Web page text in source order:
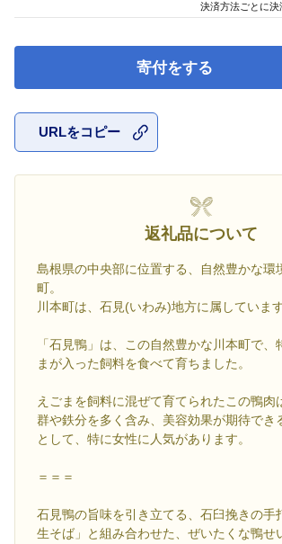
寄付をする
URLをコピー
返礼品について
島根県の中央部に位置する、自然豊かな環
町。
川本町は、石見(いわみ)地方に属しています
「石見鴨」は、この自然豊かな川本町で、
まが入った飼料を食べて育ちました。
えごまを飼料に混ぜて育てられたこの鴨肉
群や鉄分を多く含み、美容効果が期待でき
として、特に女性に人気があります。
＝＝＝
石見鴨の旨味を引き立てる、石臼挽きの手
生そば」と組み合わせた、ぜいたくな鴨せ
決済方法ごとに決